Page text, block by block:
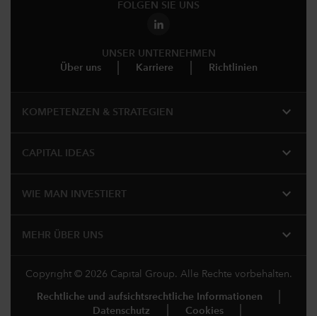
FOLGEN SIE UNS
UNSER UNTERNEHMEN
Über uns
Karriere Richtlinien
KOMPETENZEN & STRATEGIEN expand_more
CAPITAL IDEAS expand_more
WIE MAN INVESTIERT expand_more
MEHR ÜBER UNS expand_more
Copyright © 2026 Capital Group. Alle Rechte vorbehalten.
Rechtliche und aufsichtsrechtliche Informationen
Datenschutz
Cookies